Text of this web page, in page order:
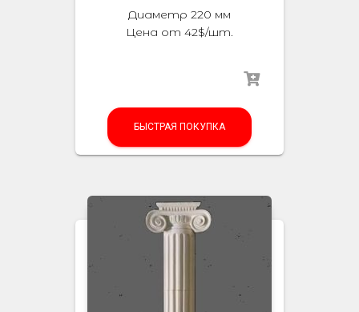
Диаметр 220 мм
Цена от 42$/шт.
БЫСТРАЯ ПОКУПКА